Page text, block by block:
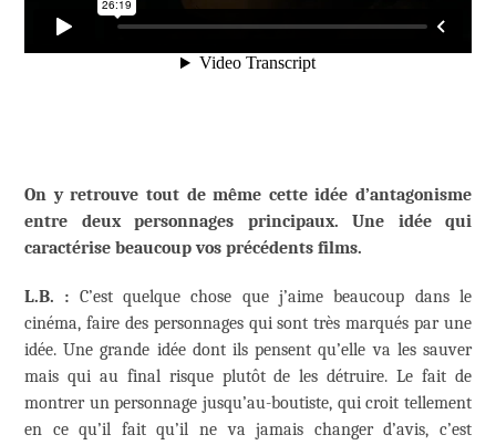
On y retrouve tout de même cette idée d’antagonisme
entre deux personnages principaux. Une idée qui
caractérise beaucoup vos précédents films.
L.B. : C’est quelque chose que j’aime beaucoup dans le
cinéma, faire des personnages qui sont très marqués par une
idée. Une grande idée dont ils pensent qu’elle va les sauver
mais qui au final risque plutôt de les détruire. Le fait de
montrer un personnage jusqu’au-boutiste, qui croit tellement
en ce qu’il fait qu’il ne va jamais changer d’avis, c’est